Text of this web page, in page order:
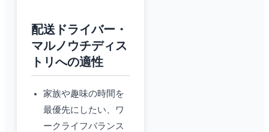
配送ドライバー・
マルノウチディス
トリへの適性
家族や趣味の時間を
最優先にしたい、ワ
ークライフバランス